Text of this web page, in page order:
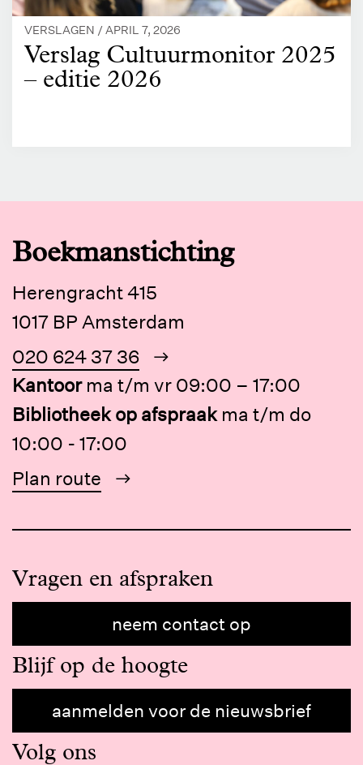
VERSLAGEN /APRIL 7, 2026
Verslag Cultuurmonitor 2025
– editie 2026
Boekmanstichting
Herengracht 415
1017 BP Amsterdam
020 624 37 36
Kantoor ma t/m vr 09:00 – 17:00
Bibliotheek op afspraak ma t/m do
10:00 - 17:00
Plan route
Vragen en afspraken
neem contact op
Blijf op de hoogte
aanmelden voor de nieuwsbrief
Volg ons